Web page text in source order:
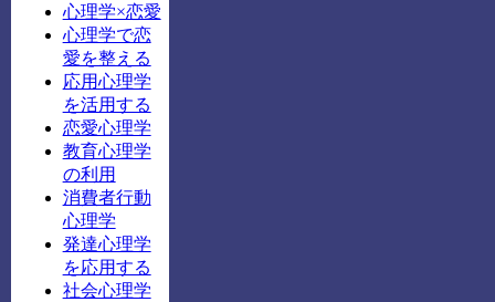
心理学×恋愛
心理学で恋
愛を整える
応用心理学
を活用する
恋愛心理学
教育心理学
の利用
消費者行動
心理学
発達心理学
を応用する
社会心理学